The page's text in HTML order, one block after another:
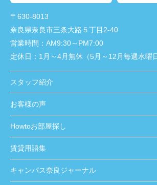
〒630-8013
奈良県奈良市三条大路５丁目2-40
営業時間： AM9:30～PM7:00
定休日： 1月～4月無休（5月～12月毎週水曜日
スタッフ紹介
お客様の声
Howtoお部屋探し
賃貸用語集
キャンパス奈良ジャーナル